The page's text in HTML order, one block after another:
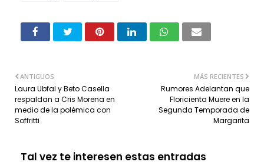
MÁS RECIENTES
Rumores Adelantan que
Floricienta Muere en la
Segunda Temporada de
Margarita
ANTIGUOS
Laura Ubfal y Beto Casella
respaldan a Cris Morena en
medio de la polémica con
Soffritti
Tal vez te interesen estas entradas